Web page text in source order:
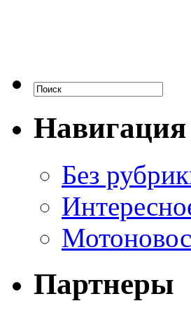
Навигация
Без
Партнеры